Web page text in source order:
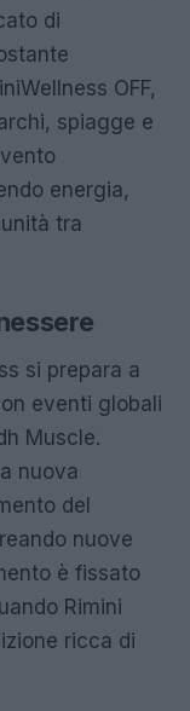
di
OFF,
spiagge e
energia,
tra
si prepara a
eventi globali
Muscle.
nuova
del
nuove
è fissato
Rimini
ricca di